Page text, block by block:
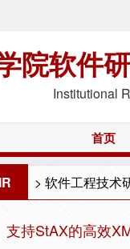
院软件
Institutional
首页
> 软件工程技术
支持StAX的高效